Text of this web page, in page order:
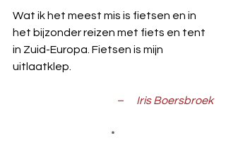
Wat ik het meest mis is fietsen en in
het bijzonder reizen met fiets en tent
in Zuid-Europa. Fietsen is mijn
uitlaatklep.
–      Iris Boersbroek
*